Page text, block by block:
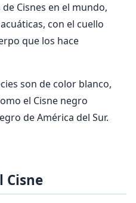
Cisnes en el mundo,
con el cuello
que los hace
son de color blanco,
el Cisne negro
de América del Sur.
Cisne